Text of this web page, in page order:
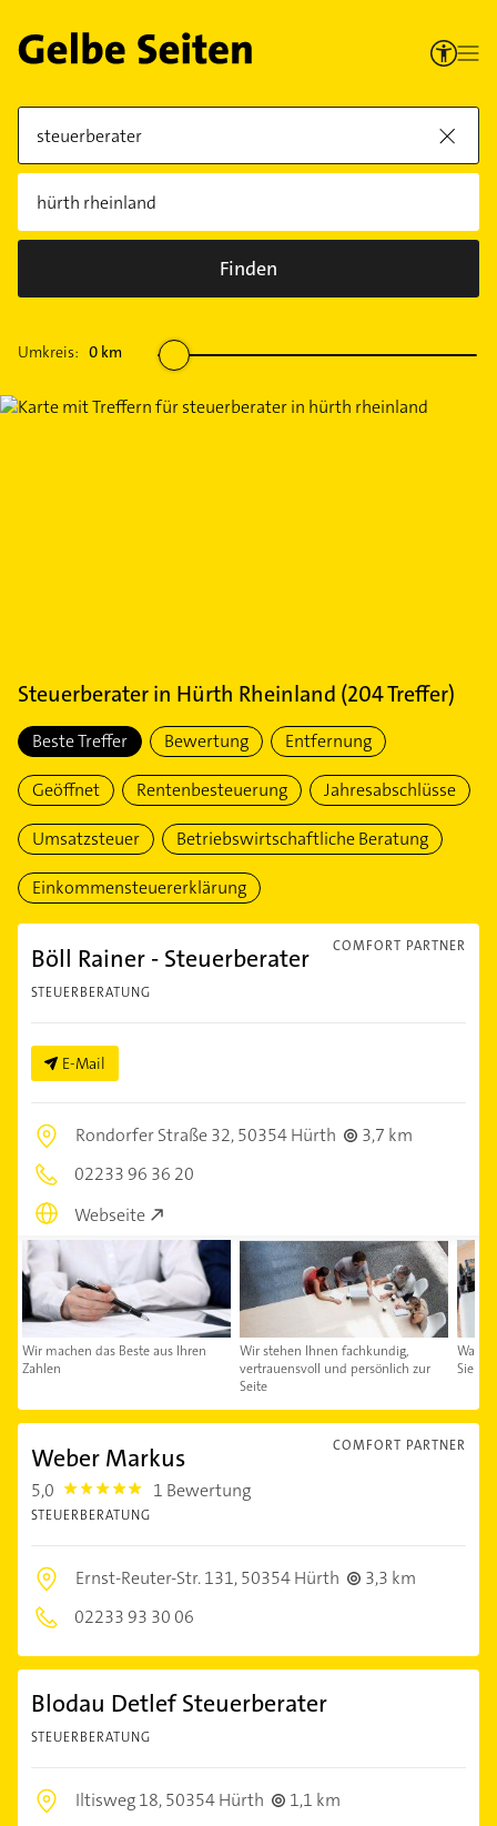
Finden
Umkreis: 0 km
Steuerberaterin Hürth Rheinland (204Treffer)
Beste Treffer Bewertung Entfernung
Geöffnet Rentenbesteuerung Jahresabschlüsse
Umsatzsteuer Betriebswirtschaftliche Beratung
Einkommensteuererklärung
COMFORT PARTNER
Böll Rainer - Steuerberater
STEUERBERATUNG
E-Mail
Rondorfer Straße 32,50354 Hürth
3,7 km
02233 96 36 20
Webseite
Wir machen das Beste aus Ihren
Zahlen
Wir stehen Ihnen fachkundig,
vertrauensvoll und persönlich zur
Seite
Was
Sie
COMFORT PARTNER
Weber Markus
5,0 5.0 1 Bewertung
STEUERBERATUNG
Ernst-Reuter-Str. 131,50354 Hürth
3,3 km
02233 93 30 06
Blodau Detlef Steuerberater
STEUERBERATUNG
Iltisweg 18,50354 Hürth
1,1 km